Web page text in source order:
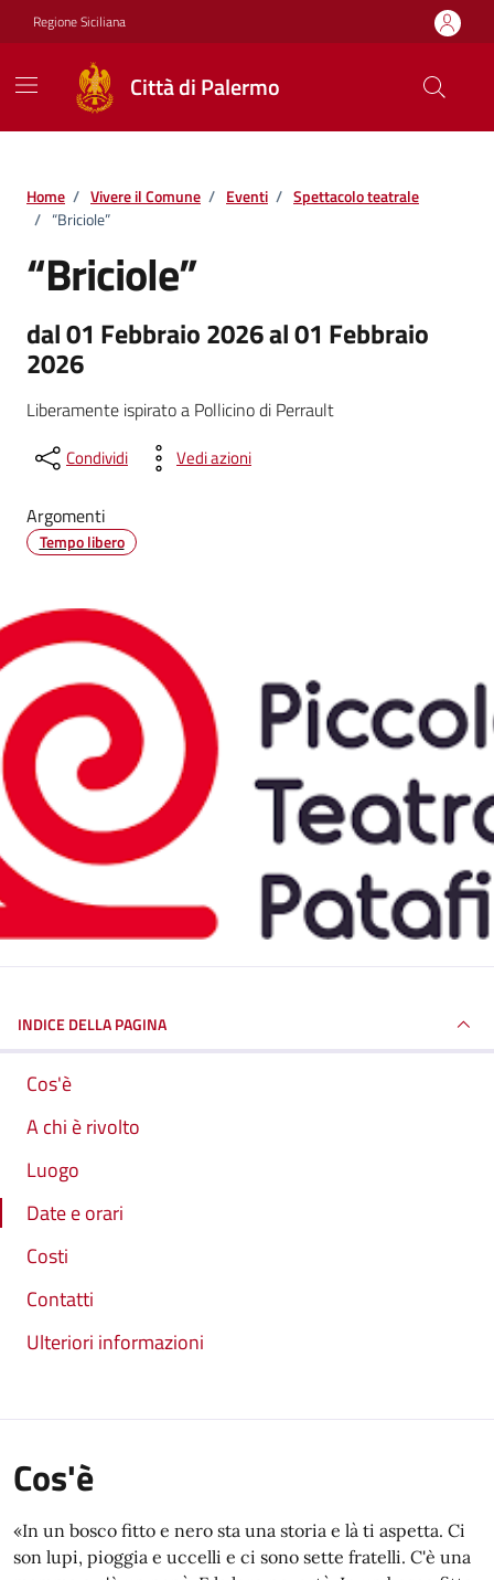
Vai ai contenuti
Vai al footer
Regione Siciliana
Città di Palermo
Home / Vivere il Comune / Eventi / Spettacolo teatrale
/ “Briciole”
“Briciole”
dal 01 Febbraio 2026 al 01 Febbraio
2026
Liberamente ispirato a Pollicino di Perrault
Condividi Vedi azioni
Argomenti
Tempo libero
INDICE DELLA PAGINA
Cos'è
A chi è rivolto
Luogo
Date e orari
Costi
Contatti
Ulteriori informazioni
Cos'è
«In un bosco fitto e nero sta una storia e là ti aspetta. Ci
son lupi, pioggia e uccelli e ci sono sette fratelli. C'è una